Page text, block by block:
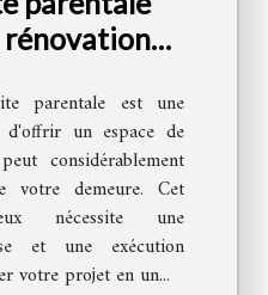
rénovation
parentale est une
d'offrir un espace de
considérablement
votre demeure. Cet
nécessite une
et une exécution
votre projet en un...